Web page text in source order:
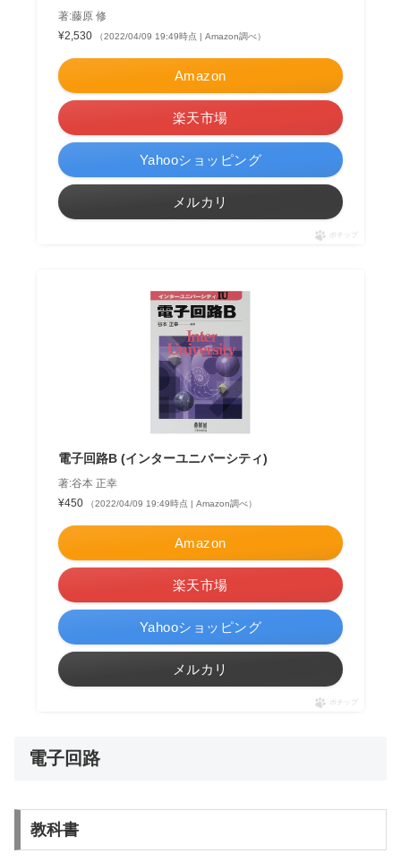
著:藤原 修
¥2,530
（2022/04/09 19:49時点 | Amazon調べ）
Amazon
楽天市場
Yahooショッピング
メルカリ
ポチップ
電子回路B (インターユニバーシティ)
著:谷本 正幸
¥450
（2022/04/09 19:49時点 | Amazon調べ）
Amazon
楽天市場
Yahooショッピング
メルカリ
ポチップ
電子回路
教科書